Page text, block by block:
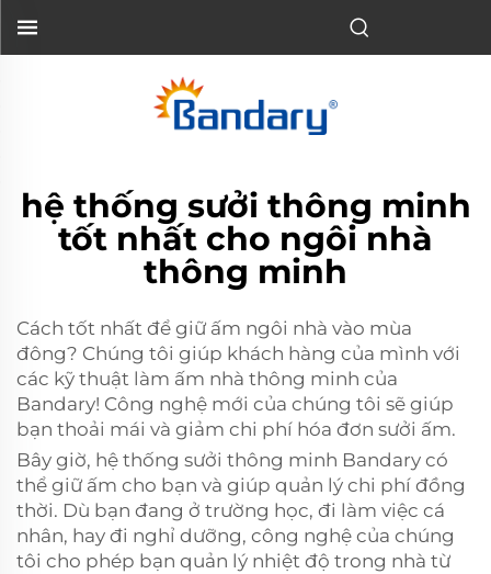
hệ thống sưởi thông minh
tốt nhất cho ngôi nhà
thông minh
Cách tốt nhất để giữ ấm ngôi nhà vào mùa
đông? Chúng tôi giúp khách hàng của mình với
các kỹ thuật làm ấm nhà thông minh của
Bandary! Công nghệ mới của chúng tôi sẽ giúp
bạn thoải mái và giảm chi phí hóa đơn sưởi ấm.
Bây giờ, hệ thống sưởi thông minh Bandary có
thể giữ ấm cho bạn và giúp quản lý chi phí đồng
thời. Dù bạn đang ở trường học, đi làm việc cá
nhân, hay đi nghỉ dưỡng, công nghệ của chúng
tôi cho phép bạn quản lý nhiệt độ trong nhà từ